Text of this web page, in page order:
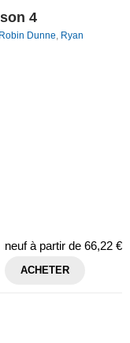
4
Robin Dunne, Ryan
neuf à partir de 66,22 €
ACHETER